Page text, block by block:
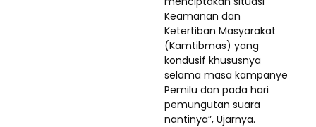
Keamanan dan
Ketertiban Masyarakat
(Kamtibmas) yang
kondusif khususnya
selama masa kampanye
Pemilu dan pada hari
pemungutan suara
nantinya”, Ujarnya.